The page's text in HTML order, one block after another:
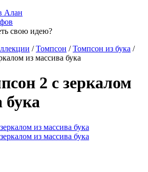
/ Томпсон / Томпсон из бука /
из массива бука
2 с зеркалом
бука